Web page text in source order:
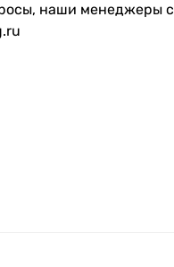
наши менеджеры